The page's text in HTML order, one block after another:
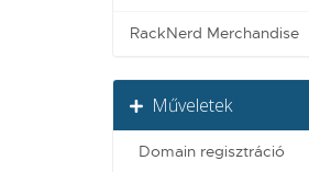
RackNerd Merchandise
Műveletek
Domain regisztráció